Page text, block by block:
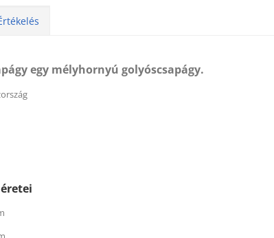
egy mélyhornyú golyóscsapágy.
1 674